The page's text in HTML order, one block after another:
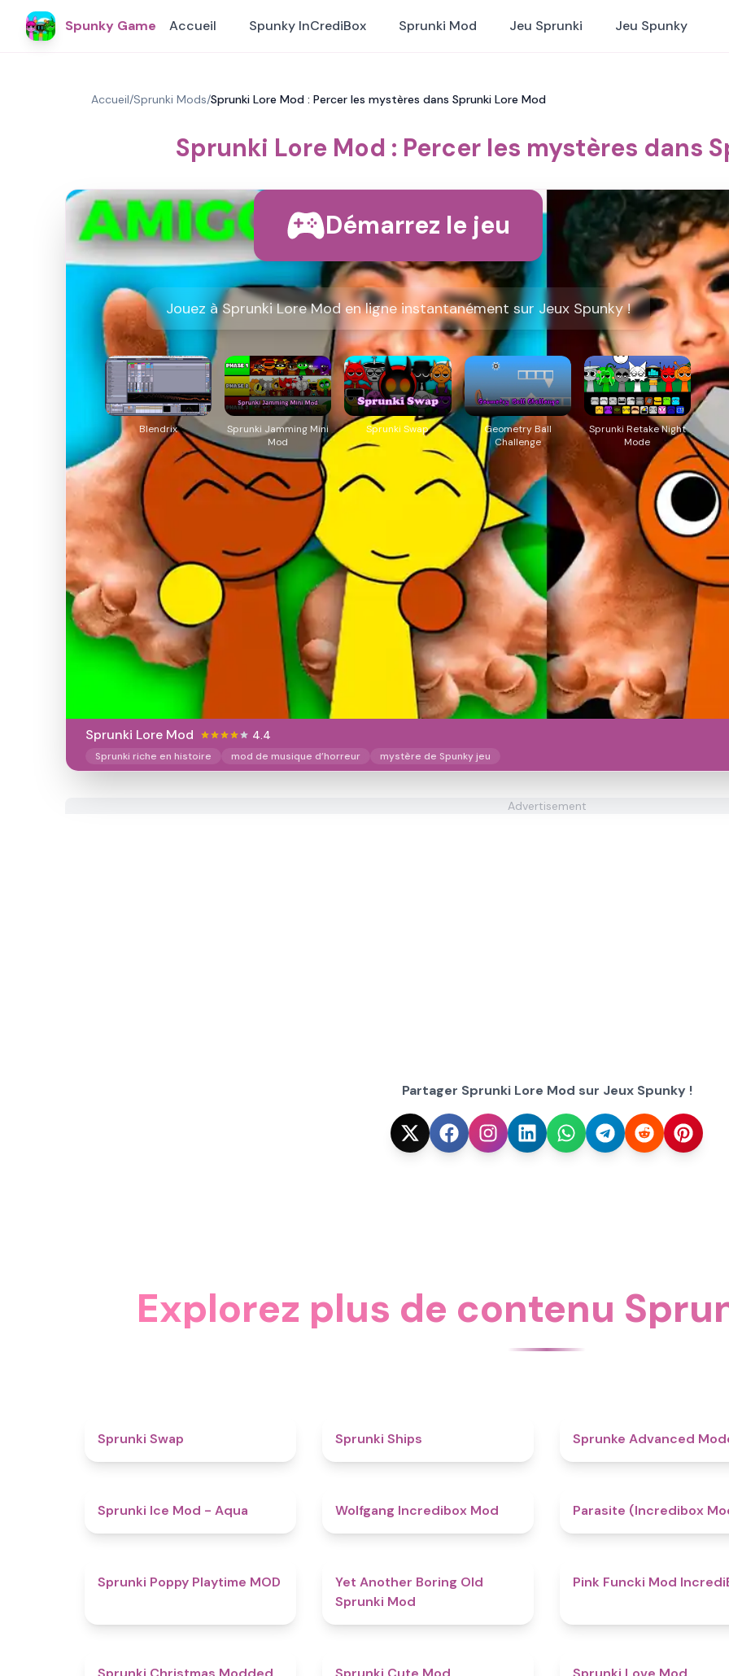
Spunky Game Accueil Spunky InCrediBox Sprunki Mod Jeu Sprunki Jeu Spunky
Accueil/Sprunki Mods/Sprunki Lore Mod : Percer les mystères dans Sprunki Lore Mod
Sprunki Lore Mod : Percer les mystères dans
Démarrez le jeu
Jouez à Sprunki Lore Mod en ligne instantanément sur Jeux Spunky !
Blendrix
Sprunki Jamming Mini
Mod
Sprunki Swap
Geometry Ball
Challenge
Sprunki Retake Night
Mode
Sprunki Lore Mod 4.4
Sprunki riche en histoire mod de musique d’horreur mystère de Spunky jeu
Advertisement
Partager Sprunki Lore Mod sur Jeux Spunky !
Explorez plus de contenu
Sprunki Swap Sprunki Ships Sprunke Advanced
Sprunki Ice Mod - Aqua Wolfgang Incredibox Mod Parasite (Incredibox
5
Sprunki Poppy Playtime MOD
Yet Another Boring Old
Sprunki Mod
Pink Funcki Mod
4.5